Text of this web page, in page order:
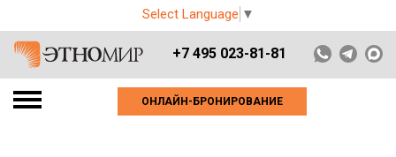
Select Language ▼
+7 495 023-81-81
ОНЛАЙН-БРОНИРОВАНИЕ